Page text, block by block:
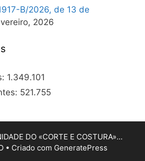
B/2026, de 13 de
2026
1.349.101
521.755
DO «CORTE E COSTURA»…
• Criado com GeneratePress